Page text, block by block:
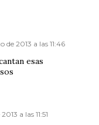
de 2013 a las 11:46
esas
a las 11:51